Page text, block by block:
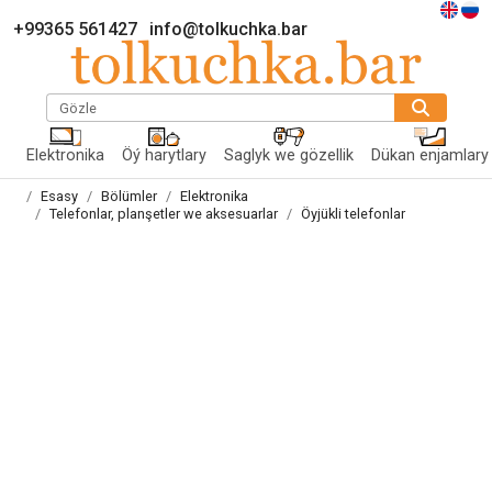
+99365 561427 info@tolkuchka.bar
Gözle
Elektronika Öý harytlary Saglyk we gözellik Dükan enjamlary
Esasy Bölümler
Elektronika
Telefonlar, planşetler we aksesuarlar
Öyjükli telefonlar